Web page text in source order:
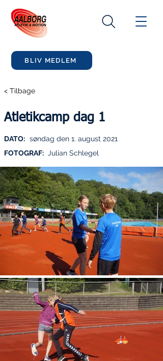
BLIV MEDLEM
< Tilbage
Atletikcamp dag 1
DATO: søndag den 1. august 2021
FOTOGRAF:
Julian Schlegel